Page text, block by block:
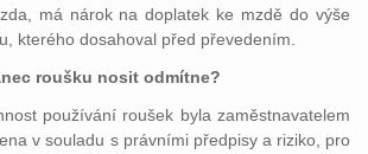
má nárok na doplatek ke mzdě do výše
kterého dosahoval před převedením.
roušku nosit odmítne?
používání roušek byla zaměstnavatelem
v souladu s právními předpisy a riziko, pro